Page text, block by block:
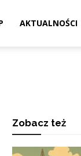
AKTUALNOŚCI
Zobacz też